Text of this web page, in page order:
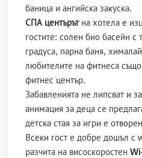
баница и ангийска закуска.
СПА центърътна хотела е
гостите: солен био басейн с
градуса, парна баня,
любителите на фитнеса
фитнес център.
Забавленията не липсват и
анимация за деца се
детска стая за игри е
Всеки гост е добре дошъл
разчита на висоскоростен